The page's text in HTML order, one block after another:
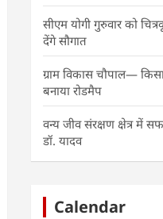
सीएम योगी गुरुवार को
देंगे सौगात
ग्राम विकास चौपाल—
बनाया रोडमैप
वन्य जीव संरक्षण क्षेत्र में
डॉ. यादव
Calendar